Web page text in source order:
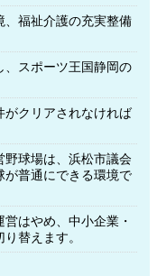
福祉介護の充実整備
スポーツ王国静岡の
クリアされなければ
球場は、浜松市議会
が普通にできる環境で
はやめ、中小企業・
替えます。